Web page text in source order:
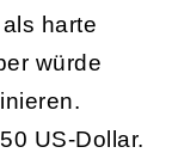
harte
würde
US-Dollar.